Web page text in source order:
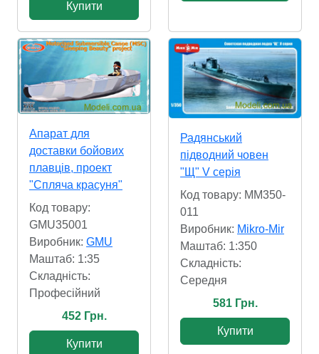
Купити
Апарат для
доставки бойових
плавців, проект
"Спляча красуня"
Код товару:
GMU35001
Виробник: GMU
Маштаб: 1:35
Складність:
Професійний
452 Грн.
Купити
Радянський
підводний човен
"Щ" V серія
Код товару: MM350-
011
Виробник: Mikro-Mir
Маштаб: 1:350
Складність:
Cередня
581 Грн.
Купити